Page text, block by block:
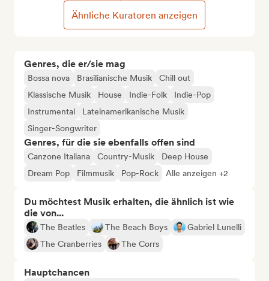
Genres, die er/sie mag
Bossa nova Brasilianische Musik
Chill out
Klassische Musik
House Indie-Folk
Indie-Pop
Instrumental
Lateinamerikanische Musik
Singer-Songwriter
Genres, für die sie ebenfalls offen sind
Canzone Italiana Country-Musik
Deep House
Dream Pop
Filmmusik Pop-Rock Alle anzeigen +2
Du möchtest Musik erhalten, die ähnlich ist wie
die von...
The Beatles The Beach Boys
Gabriel Lunelli
The Cranberries
The Corrs
Hauptchancen
Ähnliche Kuratoren anzeigen